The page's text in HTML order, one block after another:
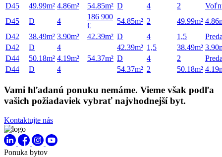
D45
49.99m² 4.86m² 54.85m² D 4 2
D45
D 4
186 900
€
54.85m² 2 49.99m²
D42
38.49m² 3.90m² 42.39m² D 4 1,5
D42
D 4 42.39m² 1,5 38.49m²
D44
50.18m² 4.19m² 54.37m² D 4 2
D44
D 4 54.37m² 2 50.18m²
Vami hľadanú ponuku nemáme. Vieme však podľa
vašich požiadaviek vybrať najvhodnejší byt.
Kontaktujte nás
Ponuka bytov